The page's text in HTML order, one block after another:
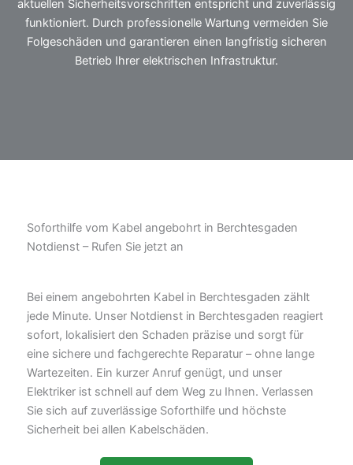
aktuellen Sicherheitsvorschriften entspricht und zuverlässig
funktioniert. Durch professionelle Wartung vermeiden Sie
Folgeschäden und garantieren einen langfristig sicheren
Betrieb Ihrer elektrischen Infrastruktur.
Soforthilfe vom Kabel angebohrt in Berchtesgaden
Notdienst – Rufen Sie jetzt an
Bei einem angebohrten Kabel in Berchtesgaden zählt
jede Minute. Unser Notdienst in Berchtesgaden reagiert
sofort, lokalisiert den Schaden präzise und sorgt für
eine sichere und fachgerechte Reparatur – ohne lange
Wartezeiten. Ein kurzer Anruf genügt, und unser
Elektriker ist schnell auf dem Weg zu Ihnen. Verlassen
Sie sich auf zuverlässige Soforthilfe und höchste
Sicherheit bei allen Kabelschäden.